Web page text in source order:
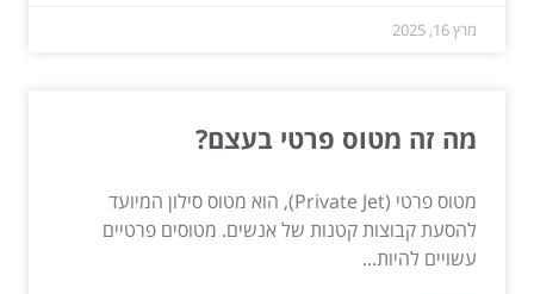
מרץ 16, 2025
מה זה מטוס פרטי בעצם?
מטוס פרטי (Private Jet), הוא מטוס סילון המיועד
להסעת קבוצות קטנות של אנשים. מטוסים פרטיים
עשויים להיות...